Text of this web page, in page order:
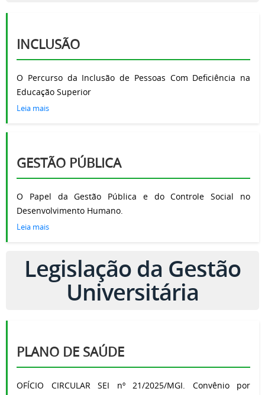
INCLUSÃO
O Percurso da Inclusão de Pessoas Com Deficiência na
Educação Superior
Leia mais
GESTÃO PÚBLICA
O Papel da Gestão Pública e do Controle Social no
Desenvolvimento Humano.
Leia mais
Legislação da Gestão
Universitária
PLANO DE SAÚDE
OFÍCIO CIRCULAR SEI nº 21/2025/MGI. Convênio por